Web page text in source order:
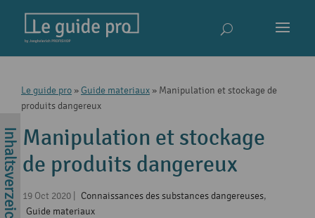
Le guide pro » Guide materiaux » Manipulation et stockage de
produits dangereux
Manipulation et stockage
de produits dangereux
19 Oct 2020 Connaissances des substances dangereuses,
Guide materiaux